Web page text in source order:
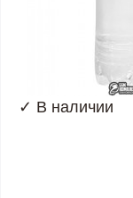
✓ В наличии